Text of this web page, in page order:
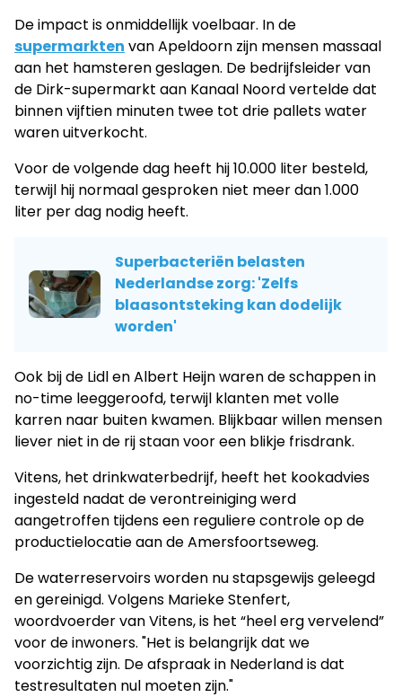
De impact is onmiddellijk voelbaar. In de
supermarkten van Apeldoorn zijn mensen massaal
aan het hamsteren geslagen. De bedrijfsleider van
de Dirk-supermarkt aan Kanaal Noord vertelde dat
binnen vijftien minuten twee tot drie pallets water
waren uitverkocht.
Voor de volgende dag heeft hij 10.000 liter besteld,
terwijl hij normaal gesproken niet meer dan 1.000
liter per dag nodig heeft.
Superbacteriën belasten
Nederlandse zorg: 'Zelfs
blaasontsteking kan dodelijk
worden'
Ook bij de Lidl en Albert Heijn waren de schappen in
no-time leeggeroofd, terwijl klanten met volle
karren naar buiten kwamen. Blijkbaar willen mensen
liever niet in de rij staan voor een blikje frisdrank.
Vitens, het drinkwaterbedrijf, heeft het kookadvies
ingesteld nadat de verontreiniging werd
aangetroffen tijdens een reguliere controle op de
productielocatie aan de Amersfoortseweg.
De waterreservoirs worden nu stapsgewijs geleegd
en gereinigd. Volgens Marieke Stenfert,
woordvoerder van Vitens, is het “heel erg vervelend”
voor de inwoners. "Het is belangrijk dat we
voorzichtig zijn. De afspraak in Nederland is dat
testresultaten nul moeten zijn."